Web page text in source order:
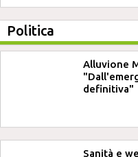
Politica
Alluvione
definitiva"
Sanità e